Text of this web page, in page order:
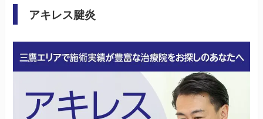
アキレス腱炎